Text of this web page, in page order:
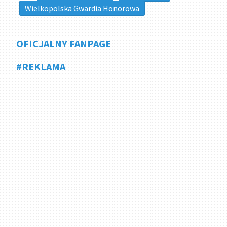
Wielkopolska Gwardia Honorowa
OFICJALNY FANPAGE
#REKLAMA